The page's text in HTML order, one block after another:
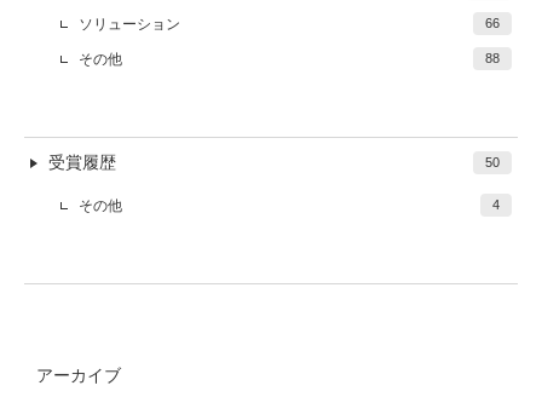
ソリューション 66
その他 88
受賞履歴 50
その他 4
アーカイブ